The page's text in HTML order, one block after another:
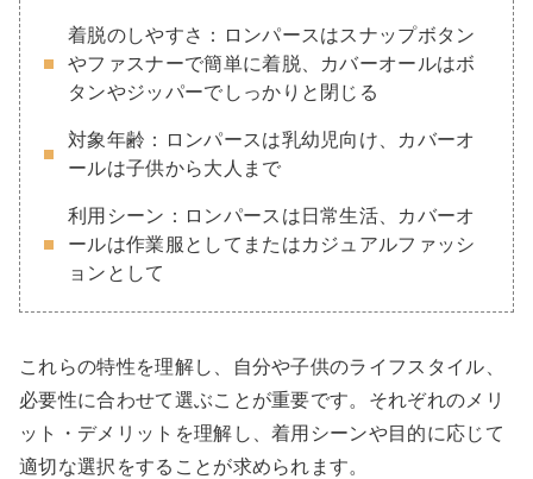
着脱のしやすさ：ロンパースはスナップボタン
やファスナーで簡単に着脱、カバーオールはボ
タンやジッパーでしっかりと閉じる
対象年齢：ロンパースは乳幼児向け、カバーオ
ールは子供から大人まで
利用シーン：ロンパースは日常生活、カバーオ
ールは作業服としてまたはカジュアルファッシ
ョンとして
これらの特性を理解し、自分や子供のライフスタイル、
必要性に合わせて選ぶことが重要です。それぞれのメリ
ット・デメリットを理解し、着用シーンや目的に応じて
適切な選択をすることが求められます。